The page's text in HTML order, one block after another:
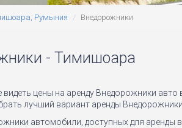
Румыния Внедорожники
- Тимишоара
видеть цены на аренду Внедорожники
лучший вариант аренды Внедорожники
автомобили, доступных для аренды